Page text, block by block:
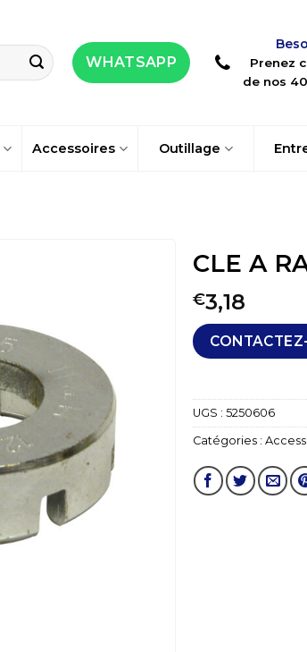
WHATSAPP
Prenez
de nos
Accessoires Outillage
CLE A
€3,18
UGS : 5250606
Catégories :